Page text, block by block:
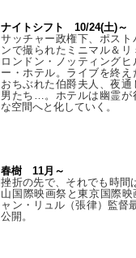
ナイトシフト 10/24(土)～
サッチャー政権下、ポスト
ンで撮られたミニマル＆リ
ロンドン・ノッティングヒ
ー・ホテル。ライブを終え
おちぶれた伯爵夫人、夜
男たち…。ホテルは幽霊が
な空間へと化していく。
春樹 11月～
挫折の先で、それでも時
山国際映画祭と東京国際
ャン・リュル（張律）監督
公開。